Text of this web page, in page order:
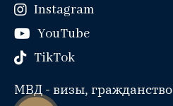
Instagram
YouTube
TikTok
МВД - визы, гражданство